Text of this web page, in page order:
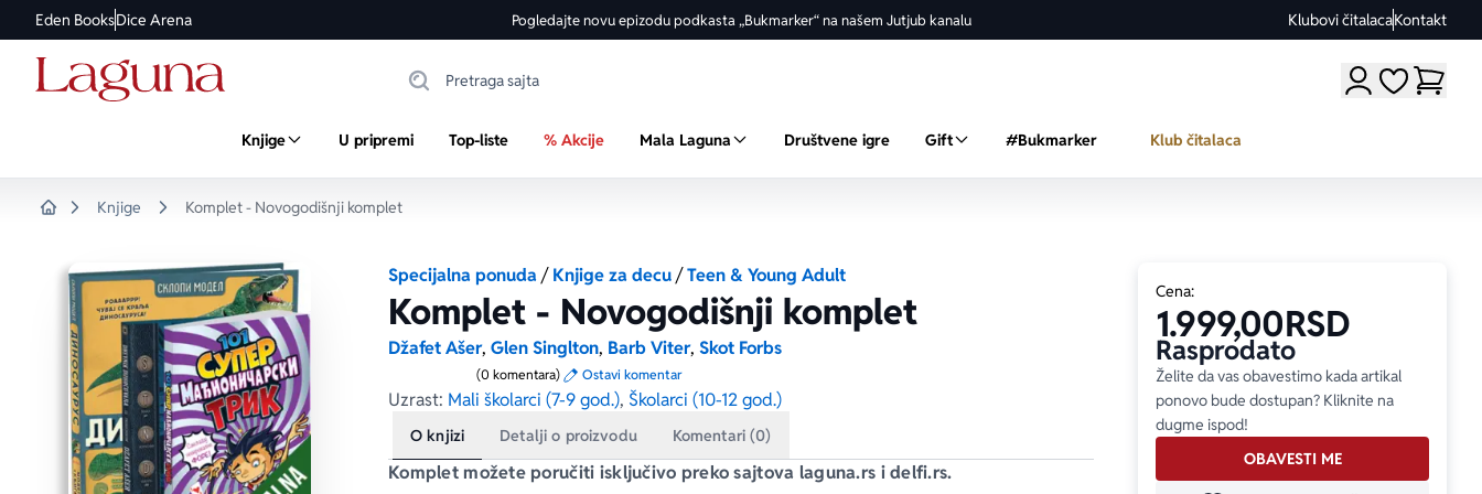
Eden BooksDice Arena Pogledajte novu epizodu podkasta „Bukmarker“ na našem Jutjub kanalu Klubovi čitalacaKontakt
Moji omiljeni
Knjige U pripremi Top-liste % Akcije Mala Laguna Društvene igre Gift #Bukmarker Klub čitalaca
Knjige Komplet - Novogodišnji komplet
Specijalna ponuda/Knjige za decu/Teen & Young Adult
Komplet - Novogodišnji komplet
Džafet Ašer, Glen Singlton, Barb Viter, Skot Forbs
(0 komentara) Ostavi komentar
Uzrast: Mali školarci (7-9 god.), Školarci (10-12 god.)
O knjizi Detalji o proizvodu Komentari (0)
Komplet možete poručiti isključivo preko sajtova laguna.rs i delfi.rs.
Cena:
1.999,00RSD
Rasprodato
Želite da vas obavestimo kada artikal
ponovo bude dostupan? Kliknite na
dugme ispod!
OBAVESTI ME